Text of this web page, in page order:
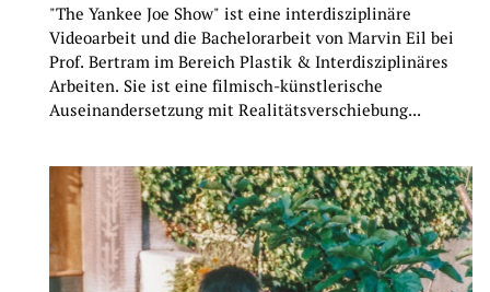
"The Yankee Joe Show" ist eine interdisziplinäre
Videoarbeit und die Bachelorarbeit von Marvin Eil bei
Prof. Bertram im Bereich Plastik & Interdisziplinäres
Arbeiten. Sie ist eine filmisch-künstlerische
Auseinandersetzung mit Realitätsverschiebung...